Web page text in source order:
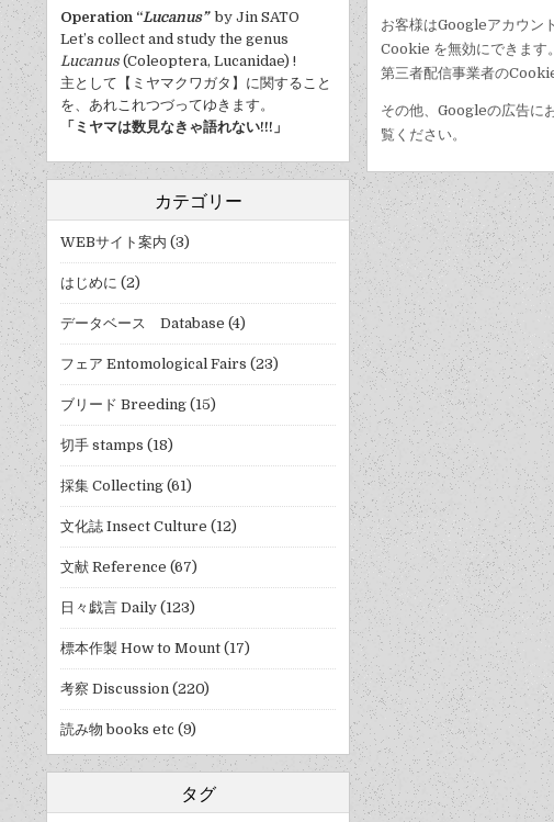
お客様はGoogleアカウン
Cookie を無効にできます
第三者配信事業者の
その他、Googleの広告に
覧ください。
Operation “Lucanus” by Jin SATO
Let’s collect and study the genus
Lucanus (Coleoptera, Lucanidae) !
主として【ミヤマクワガタ】に関すること
を、あれこれつづってゆきます。
「ミヤマは数見なきゃ語れない!!!」
カテゴリー
WEBサイト案内 (3)
はじめに (2)
データベース Database (4)
フェア Entomological Fairs (23)
ブリード Breeding (15)
切手 stamps (18)
採集 Collecting (61)
文化誌 Insect Culture (12)
文献 Reference (67)
日々戯言 Daily (123)
標本作製 How to Mount (17)
考察 Discussion (220)
読み物 books etc (9)
タグ